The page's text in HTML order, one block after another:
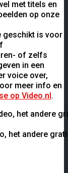
met titels en
op onze
geschikt is voor
of zelfs
in een
voice over,
meer info en
op Video.nl.
het andere